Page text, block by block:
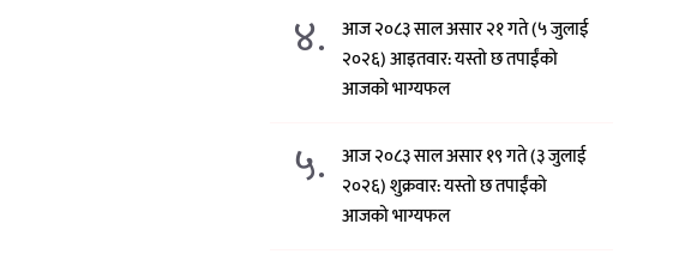
४.
आज २०८३ साल असार २१ गते (५ जुलाई
२०२६) आइतवार: यस्तो छ तपाईंको
आजको भाग्यफल
५.
आज २०८३ साल असार १९ गते (३ जुलाई
२०२६) शुक्रवार: यस्तो छ तपाईंको
आजको भाग्यफल